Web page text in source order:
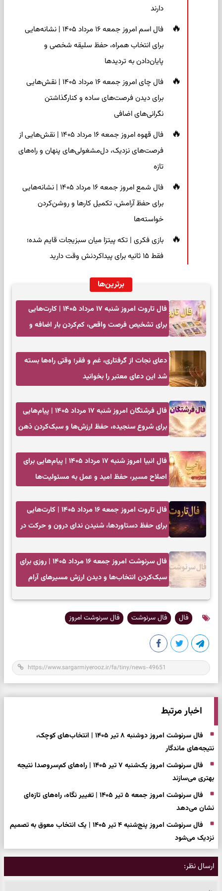
دارند
فال اسم امروز جمعه ۱۶ مرداد ۱۴۰۵ | نشانه‌هایی
برای انتخاب همراه، حفظ سلیقه شخصی و
پایان‌دادن به تردیدها
فال چای امروز جمعه ۱۶ مرداد ۱۴۰۵ | نقش‌هایی
برای دیدن فرصت‌های ساده و کنارگذاشتن
نگرانی‌های اضافی
فال قهوه امروز جمعه ۱۶ مرداد ۱۴۰۵ | نقش‌هایی از
فرصت‌های نزدیک، دل‌مشغولی‌های پنهان و راه‌های
تازه
فال شمع امروز جمعه ۱۶ مرداد ۱۴۰۵ | نشانه‌هایی
برای حفظ آرامش، تکمیل کارها و روشن‌کردن
خواسته‌ها
بازی فکری | تکه پیتزا میان سبزیجات قایم شده؛
فقط ۱۵ ثانیه برای پیداکردنش وقت دارید
برترین‌ها
فال تاروت امروز شنبه ۱۷ مرداد ۱۴۰۵ | کارت‌هایی
برای تشخیص فرصت واقعی، کم‌کردن بار اضافه و
دعای نجات از گرفتاری، غم و فقر؛ وقتی راه‌ها بسته
شد این دعای معتبر را بخوانید
فال فرشتگان امروز شنبه ۱۷ مرداد ۱۴۰۵ | پیام‌هایی
برای شروع سنجیده، حفظ ارزش‌ها و سبک‌کردن ذهن
فال انبیا امروز شنبه ۱۷ مرداد ۱۴۰۵ | پیام‌هایی برای
اصلاح مسیر، حفظ امید و عمل به مسئولیت‌ها
فال تاروت امروز جمعه ۱۶ مرداد ۱۴۰۵ | کارت‌هایی
برای حفظ دستاوردها، شنیدن ندای درون و حرکت در
فال سرنوشت امروز جمعه ۱۶ مرداد ۱۴۰۵ | روزی برای
سبک‌کردن انتخاب‌ها و دیدن ارزش مسیرهای آرام
فال فال سرنوشت فال سرنوشت امروز
اخبار مرتبط
فال سرنوشت امروز دوشنبه ۸ تیر ۱۴۰۵ | انتخاب‌های کوچک،
نتیجه‌های ماندگار
فال سرنوشت امروز یک‌شنبه ۷ تیر ۱۴۰۵ | راه‌های کم‌سروصدا نتیجه
بهتری می‌سازند
فال سرنوشت امروز جمعه ۵ تیر ۱۴۰۵ | تغییر نگاه، راه‌های تازه‌ای
نشان می‌دهد
فال سرنوشت امروز پنج‌شنبه ۴ تیر ۱۴۰۵ | یک انتخاب معوق به تصمیم
نزدیک می‌شود
ارسال نظر: